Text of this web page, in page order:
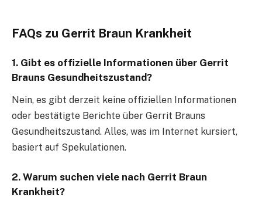
FAQs zu Gerrit Braun Krankheit
1. Gibt es offizielle Informationen über Gerrit
Brauns Gesundheitszustand?
Nein, es gibt derzeit keine offiziellen Informationen
oder bestätigte Berichte über Gerrit Brauns
Gesundheitszustand. Alles, was im Internet kursiert,
basiert auf Spekulationen.
2. Warum suchen viele nach Gerrit Braun
Krankheit?